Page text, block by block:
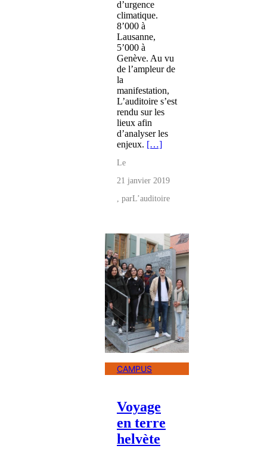
d’urgence
climatique.
8’000 à
Lausanne,
5’000 à
Genève. Au vu
de l’ampleur de
la
manifestation,
L’auditoire s’est
rendu sur les
lieux afin
d’analyser les
enjeux. […]
Le
21 janvier 2019
, parL’auditoire
CAMPUS
Voyage
en terre
helvète